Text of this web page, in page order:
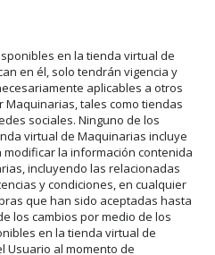
en la tienda virtual de
en él, solo tendrán vigencia y
aplicables a otros
tales como tiendas
sociales. Ninguno de los
virtual de Maquinarias incluye
la información contenida
incluyendo las relacionadas
y condiciones, en cualquier
que han sido aceptadas hasta
los cambios por medio de los
en la tienda virtual de
Usuario al momento de